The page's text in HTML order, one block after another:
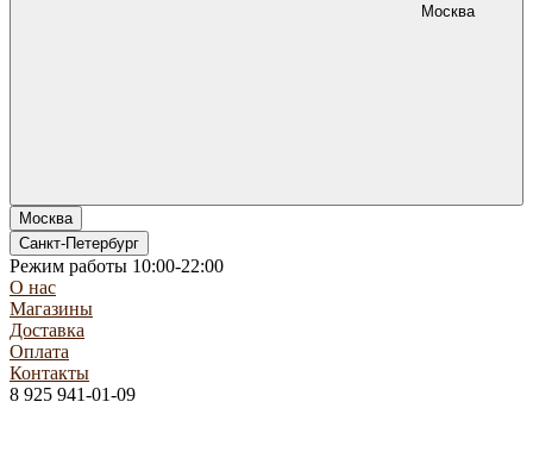
Москва
Москва
Санкт-Петербург
Режим работы 10:00-22:00
О нас
Магазины
Доставка
Оплата
Контакты
8 925 941-01-09